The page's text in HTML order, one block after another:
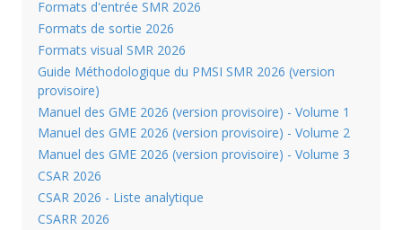
Formats d'entrée SMR 2026
Formats de sortie 2026
Formats visual SMR 2026
Guide Méthodologique du PMSI SMR 2026 (version
provisoire)
Manuel des GME 2026 (version provisoire) - Volume 1
Manuel des GME 2026 (version provisoire) - Volume 2
Manuel des GME 2026 (version provisoire) - Volume 3
CSAR 2026
CSAR 2026 - Liste analytique
CSARR 2026